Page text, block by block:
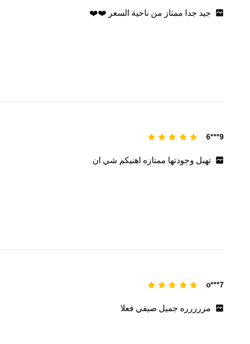
جيد جدا ممتاز من ناحية السعر ❤️❤️
9***6
تهبل وجودتها ممتازه اهنيكم شي ان
o***7
مررررره جميل صيفي فعلا